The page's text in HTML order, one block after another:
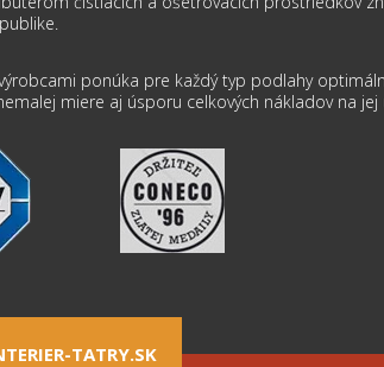
ponúka pre každý typ podlahy
miere aj úsporu celkových nákladov na jej
TATRY.SK